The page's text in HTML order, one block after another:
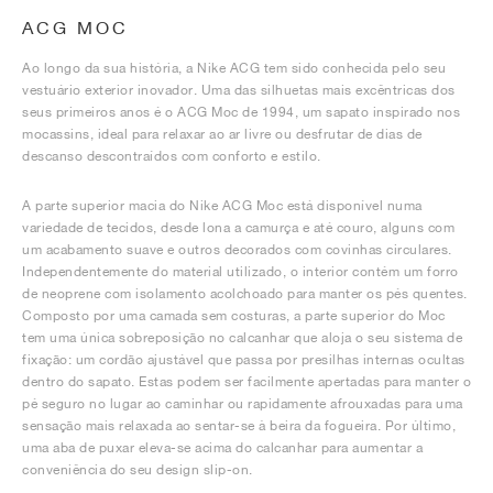
ACG MOC
Ao longo da sua história, a Nike ACG tem sido conhecida pelo seu
vestuário exterior inovador. Uma das silhuetas mais excêntricas dos
seus primeiros anos é o ACG Moc de 1994, um sapato inspirado nos
mocassins, ideal para relaxar ao ar livre ou desfrutar de dias de
descanso descontraídos com conforto e estilo.
A parte superior macia do Nike ACG Moc está disponível numa
variedade de tecidos, desde lona a camurça e até couro, alguns com
um acabamento suave e outros decorados com covinhas circulares.
Independentemente do material utilizado, o interior contém um forro
de neoprene com isolamento acolchoado para manter os pés quentes.
Composto por uma camada sem costuras, a parte superior do Moc
tem uma única sobreposição no calcanhar que aloja o seu sistema de
fixação: um cordão ajustável que passa por presilhas internas ocultas
dentro do sapato. Estas podem ser facilmente apertadas para manter o
pé seguro no lugar ao caminhar ou rapidamente afrouxadas para uma
sensação mais relaxada ao sentar-se à beira da fogueira. Por último,
uma aba de puxar eleva-se acima do calcanhar para aumentar a
conveniência do seu design slip-on.